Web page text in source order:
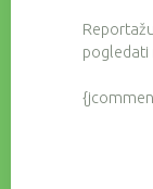
pogledati